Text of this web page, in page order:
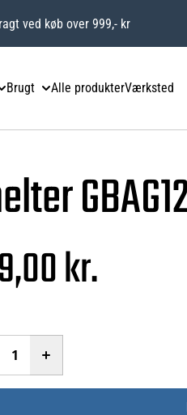
ved køb over 999,- kr
Brugt Alle produkterVærksted
kr.